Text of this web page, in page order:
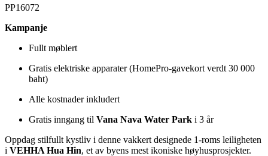
PP16072
Kampanje
Fullt møblert
Gratis elektriske apparater (HomePro-gavekort verdt 30 000
baht)
Alle kostnader inkludert
Gratis inngang til Vana Nava Water Park i 3 år
Oppdag stilfullt kystliv i denne vakkert designede 1-roms leiligheten
i VEHHA Hua Hin, et av byens mest ikoniske høyhusprosjekter.